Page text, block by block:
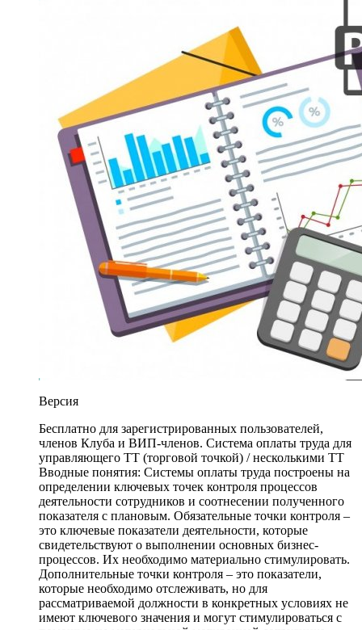
Версия
Бесплатно для зарегистрированных пользователей,
членов Клуба и ВИП-членов. Система оплаты труда для
управляющего ТТ (торговой точкой) / несколькими ТТ
Вводные понятия: Системы оплаты труда построены на
определении ключевых точек контроля процессов
деятельности сотрудников и соотнесении полученного
показателя с плановым. Обязательные точки контроля –
это ключевые показатели деятельности, которые
свидетельствуют о выполнении основных бизнес-
процессов. Их необходимо материально стимулировать.
Дополнительные точки контроля – это показатели,
которые необходимо отслеживать, но для
рассматриваемой должности в конкретных условиях не
имеют ключевого значения и могут стимулироваться с